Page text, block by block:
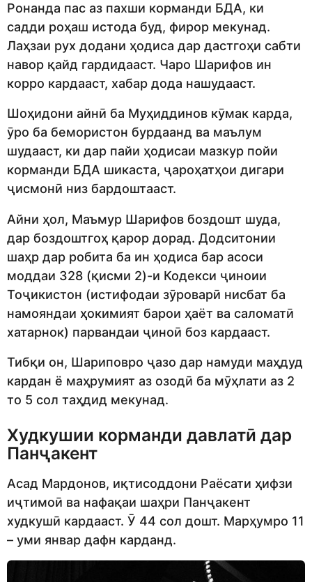
Ронанда пас аз пахши корманди БДА, ки
садди роҳаш истода буд, фирор мекунад.
Лаҳзаи рух додани ҳодиса дар дастгоҳи сабти
навор қайд гардидааст. Чаро Шарифов ин
корро кардааст, хабар дода нашудааст.
Шоҳидони айнӣ ба Муҳиддинов кӯмак карда,
ӯро ба бемористон бурдаанд ва маълум
шудааст, ки дар пайи ҳодисаи мазкур пойи
корманди БДА шикаста, ҷароҳатҳои дигари
ҷисмонӣ низ бардоштааст.
Айни ҳол, Маъмур Шарифов боздошт шуда,
дар боздоштгоҳ қарор дорад. Додситонии
шаҳр дар робита ба ин ҳодиса бар асоси
моддаи 328 (қисми 2)-и Кодекси ҷиноии
Тоҷикистон (истифодаи зӯроварӣ нисбат ба
намояндаи ҳокимият барои ҳаёт ва саломатӣ
хатарнок) парвандаи ҷиноӣ боз кардааст.
Тибқи он, Шариповро ҷазо дар намуди маҳдуд
кардан ё маҳрумият аз озодӣ ба мӯҳлати аз 2
то 5 сол таҳдид мекунад.
Худкушии корманди давлатӣ дар
Панҷакент
Асад Мардонов, иқтисоддони Раёсати ҳифзи
иҷтимоӣ ва нафақаи шаҳри Панҷакент
худкушӣ кардааст. Ӯ 44 сол дошт. Марҳумро 11
– уми январ дафн карданд.